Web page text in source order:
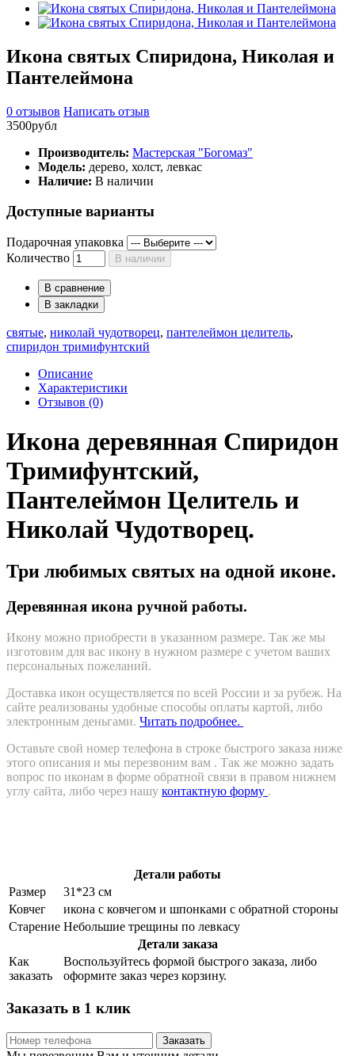
Икона святых Спиридона, Николая и
Пантелеймона
0 отзывов Написать отзыв
3500рубл
Производитель: Мастерская "Богомаз"
Модель: дерево, холст, левкас
Наличие: В наличии
Доступные варианты
Подарочная упаковка
Количество
В наличии
В сравнение
В закладки
святые, николай чудотворец, пантелеймон целитель,
спиридон тримифунтский
Описание
Характеристики
Отзывов (0)
Икона деревянная Спиридон
Тримифунтский,
Пантелеймон Целитель и
Николай Чудотворец.
Три любимых святых на одной иконе.
Деревянная икона ручной работы.
Икону можно приобрести в указанном размере. Так же мы
изготовим для вас икону в нужном размере с учетом ваших
персональных пожеланий.
Доставка икон осуществляется по всей России и за рубеж. На
сайте реализованы удобные способы оплаты картой, либо
электронным деньгами. Читать подробнее.
Оставьте свой номер телефона в строке быстрого заказа ниже
этого описания и мы перезвоним вам . Так же можно задать
вопрос по иконам в форме обратной связи в правом нижнем
углу сайта, либо через нашу контактную форму .
Детали работы
Размер
31*23 см
Ковчег
икона с ковчегом и шпонками с обратной стороны
Старение Небольшие трещины по левкасу
Детали заказа
Как
заказать
Воспользуйтесь формой быстрого заказа, либо
оформите заказ через корзину.
Заказать в 1 клик
Заказать